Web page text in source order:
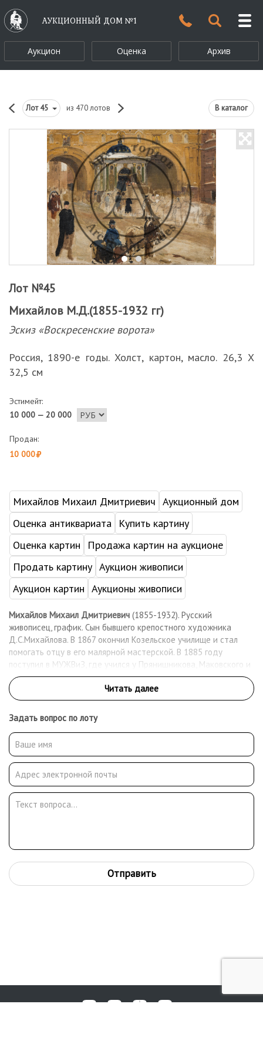
АУКЦИОННЫЙ ДОМ №1
Аукцион Оценка Архив
Лот45 из 470 лотов В каталог
Лот №45
Михайлов М.Д.(1855-1932 гг)
Эскиз «Воскресенские ворота»
Россия, 1890-е годы. Холст, картон, масло. 26,3 Х
32,5 см
Эстимейт:
10 000 — 20 000
Продан:
10 000
Михайлов Михаил Дмитриевич Аукционный дом
Оценка антиквариата
Купить картину
Оценка картин
Продажа картин на аукционе
Продать картину Аукцион живописи
Аукцион картин Аукционы живописи
Михайлов Михаил Дмитриевич (1855-1932). Русский
живописец, график. Сын бывшего крепостного художника
Д.С.Михайлова. В 1867 окончил Козельское училище и стал
помогать отцу в его малярной мастерской. В 1885 году
поступил в МУЖВиЗ, где учился у Прянишникова, Маковского и
Сурикова. После окончания училища вступил в Московское
общество любителей художеств и стал его постоянным
экспонентом. В 1910 - 1911 - член московского объединения
«Группа художников». Работал как живописец, график-
иллюстратор. После революции вступил в группу «Звено» и
профсоюз московских художников. Работал преподавателем
рисования в школах Сокольнического района.
Задать вопрос по лоту
Отправить